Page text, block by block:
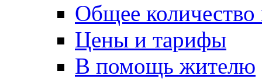
Общее
Цены и тарифы
В помощь жителю